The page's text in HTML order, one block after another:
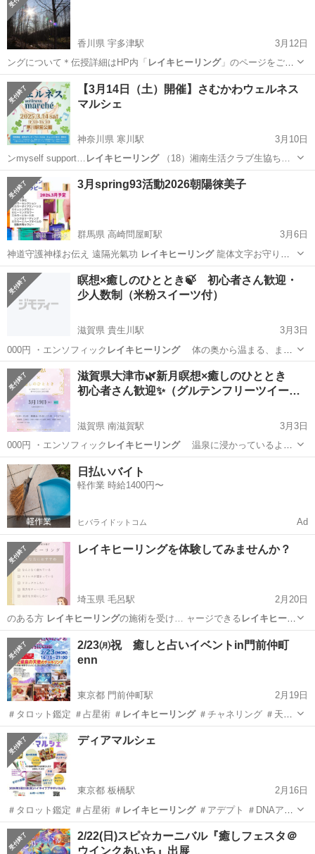
香川県 宇多津駅
3月12日
ングについて＊伝授詳細はHP内「 レイキヒーリング」のページをご覧
ください。 伝授…
香川 綾歌郡 宇多津駅 セミナー レイキ
【3月14日（土）開催】さむかわウェルネス
マルシェ
神奈川県 寒川駅
3月10日
ンmyself support… レイキヒーリング（18）湘南生活クラブ生協ち…
神奈川 地域/お祭り 芋煮
3月spring93活動2026朝陽徠美子
群馬県 高崎問屋町駅
3月6日
神道守護神様お伝え 遠隔光氣功 レイキヒーリング龍体文字お守りワ
ーク 場の調律…
群馬 高崎問屋町駅 その他
瞑想×癒しのひととき🍃 初心者さん歓迎・
少人数制（米粉スイーツ付）
滋賀県 貴生川駅
3月3日
000円 ・エンソフィック レイキヒーリング体の奥から温まる、まる
で源…
滋賀 甲賀市 貴生川駅 その他 米粉
滋賀県大津市🌿新月瞑想×癒しのひととき
初心者さん歓迎✨（グルテンフリーツイー…
滋賀県 南滋賀駅
3月3日
000円 ・エンソフィック レイキヒーリング温泉に浸かっているよう
な、…
滋賀 大津市 南滋賀駅
日払いバイト
軽作業 時給1400円〜
ヒバライドットコム Ad
レイキヒーリングを体験してみませんか？
埼玉県 毛呂駅
2月20日
のある方 レイキヒーリングの施術を受け… ャージできる レイキヒーリ
ングを体験してみ…
埼玉 入間郡 毛呂駅 その他 レイキヒーリング
2/23㈪祝 癒しと占いイベントin門前仲町
enn
東京都 門前仲町駅
2月19日
＃タロット鑑定 ＃占星術 ＃ レイキヒーリング＃チャネリング ＃天使
…東京 江東区 門前仲町駅
ディアマルシェ
東京都 板橋駅
2月16日
＃タロット鑑定 ＃占星術 ＃ レイキヒーリング＃アデプト ＃DNAアク
テ…
東京 板橋区 板橋駅 その他
2/22(日)スピ☆カーニバル『癒しフェスタ＠
ウインクあいち』出展